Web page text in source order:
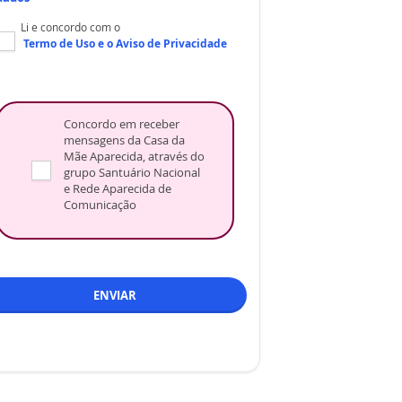
Li e concordo com o
Termo de Usoe oAviso de Privacidade
Concordo em receber
mensagens da Casa da
Mãe Aparecida, através do
grupo Santuário Nacional
e Rede Aparecida de
Comunicação
ENVIAR